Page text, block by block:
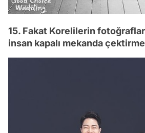
15. Fakat Korelilerin
insan kapalı mekanda